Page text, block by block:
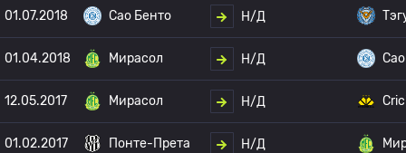
01.07.2018 Сао Бенто Н/Д
01.04.2018 Мирасол Н/Д
12.05.2017 Мирасол Н/Д
01.02.2017 Понте-Прета Н/Д